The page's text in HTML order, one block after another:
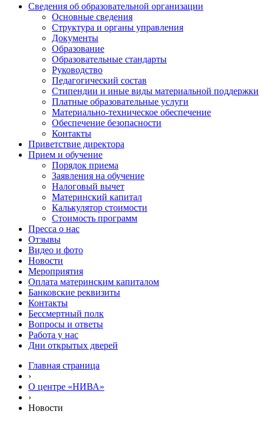
Сведения об образовательной организации
Основные сведения
Структура и органы управления
Документы
Образование
Образовательные стандарты
Руководство
Педагогический состав
Стипендии и иные виды материальной поддержки
Платные образовательные услуги
Материально-техническое обеспечение
Обеспечение безопасности
Контакты
Приветствие директора
Прием и обучение
Порядок приема
Заявления на обучение
Налоговый вычет
Материнский капитал
Калькулятор стоимости
Стоимость программ
Пресса о нас
Отзывы
Видео и фото
Новости
Мероприятия
Оплата материнским капиталом
Банковские реквизиты
Контакты
Бессмертный полк
Вопросы и ответы
Работа у нас
Дни открытых дверей
Главная страница
›
О центре «НИВА»
›
Новости